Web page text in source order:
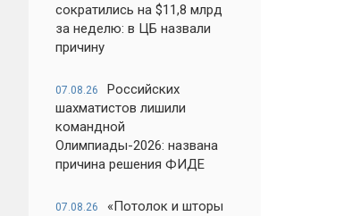
сократились на $11,8 млрд
за неделю: в ЦБ назвали
причину
07.08.26
Российских
шахматистов лишили
командной
Олимпиады-2026: названа
причина решения ФИДЕ
07.08.26
«Потолок и шторы